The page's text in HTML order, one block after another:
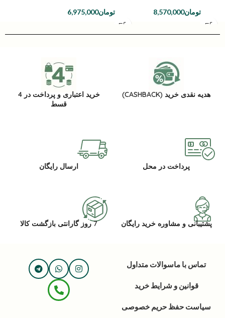
تومان8,570,000 تومان6,975,000
هدیه نقدی خرید (CASHBACK)
خرید اعتباری و پرداخت در 4
قسط
پرداخت در محل ارسال رایگان
پشتیبانی و مشاوره خرید رایگان 7 روز گارانتی بازگشت کالا
تماس با ماسوالات متداول
قوانین و شرایط خرید
سیاست حفظ حریم خصوصی